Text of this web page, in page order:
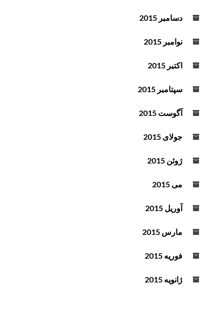
دسامبر 2015
نوامبر 2015
اکتبر 2015
سپتامبر 2015
آگوست 2015
جولای 2015
ژوئن 2015
می 2015
آوریل 2015
مارس 2015
فوریه 2015
ژانویه 2015